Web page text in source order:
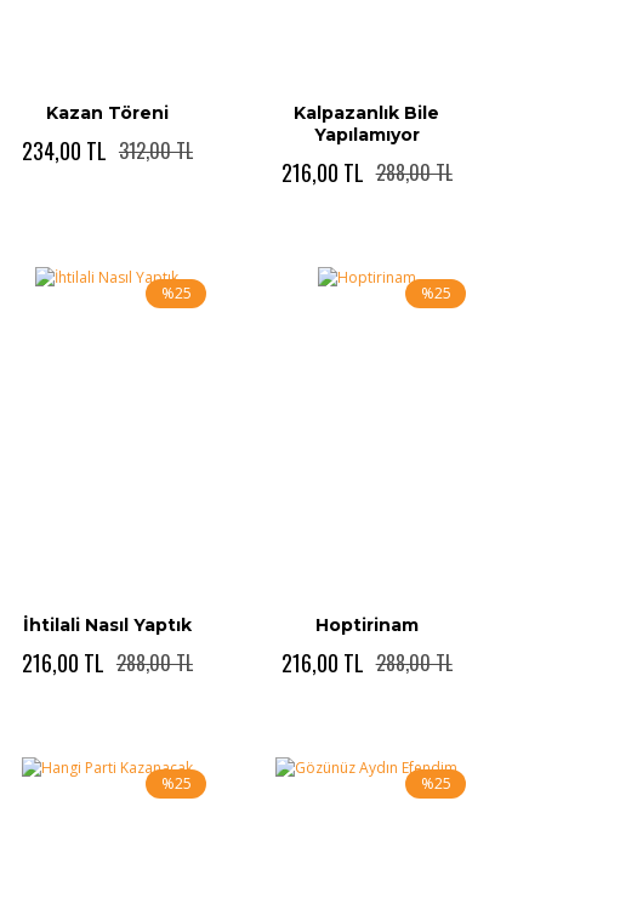
Kazan Töreni
234,00 TL 312,00 TL
Kalpazanlık Bile
Yapılamıyor
216,00 TL 288,00 TL
%25
İhtilali Nasıl Yaptık
216,00 TL 288,00 TL
%25
Hoptirinam
216,00 TL 288,00 TL
%25 %25